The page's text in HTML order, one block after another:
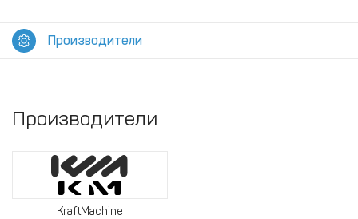
Производители
Производители
KraftMachine